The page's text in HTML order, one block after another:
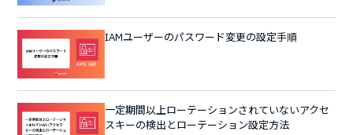
IAMユーザーのパスワード変更の設定手順
一定期間以上ローテーションされていないアクセ
スキーの検出とローテーション設定方法